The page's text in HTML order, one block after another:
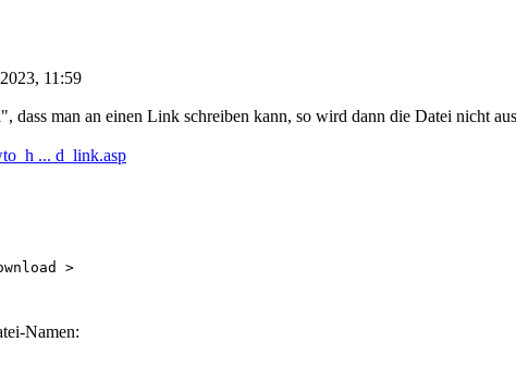
11:59
", dass man an einen Link schreiben kann, so wird dann die Datei nicht
... d_link.asp
>
Namen: